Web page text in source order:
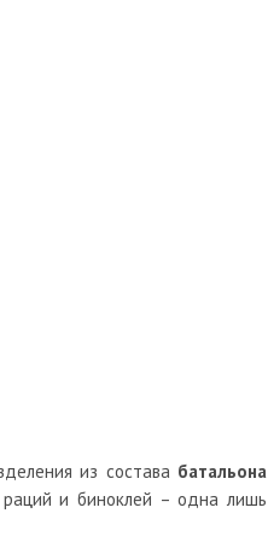
из состава батальона
и биноклей – одна лишь